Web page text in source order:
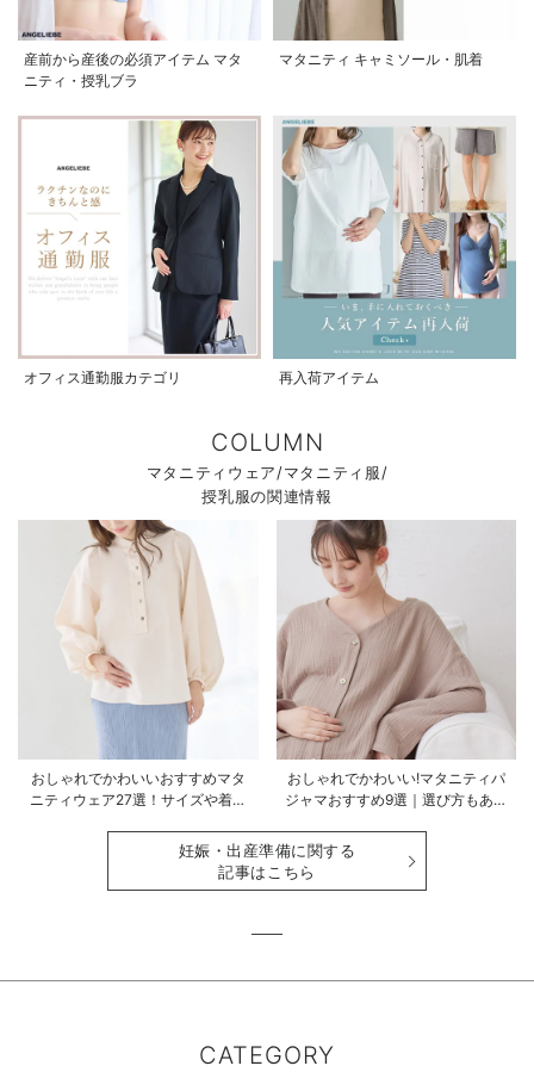
産前から産後の必須アイテム マタ
ニティ・授乳ブラ
マタニティ キャミソール・肌着
オフィス通勤服カテゴリ 再入荷アイテム
COLUMN
マタニティウェア/マタニティ服/
授乳服の関連情報
おしゃれでかわいいおすすめマタ
ニティウェア27選！サイズや着る
おしゃれでかわいい!マタニティパ
ジャマおすすめ9選｜選び方もあわ
妊娠・出産準備に関する
記事はこちら
CATEGORY